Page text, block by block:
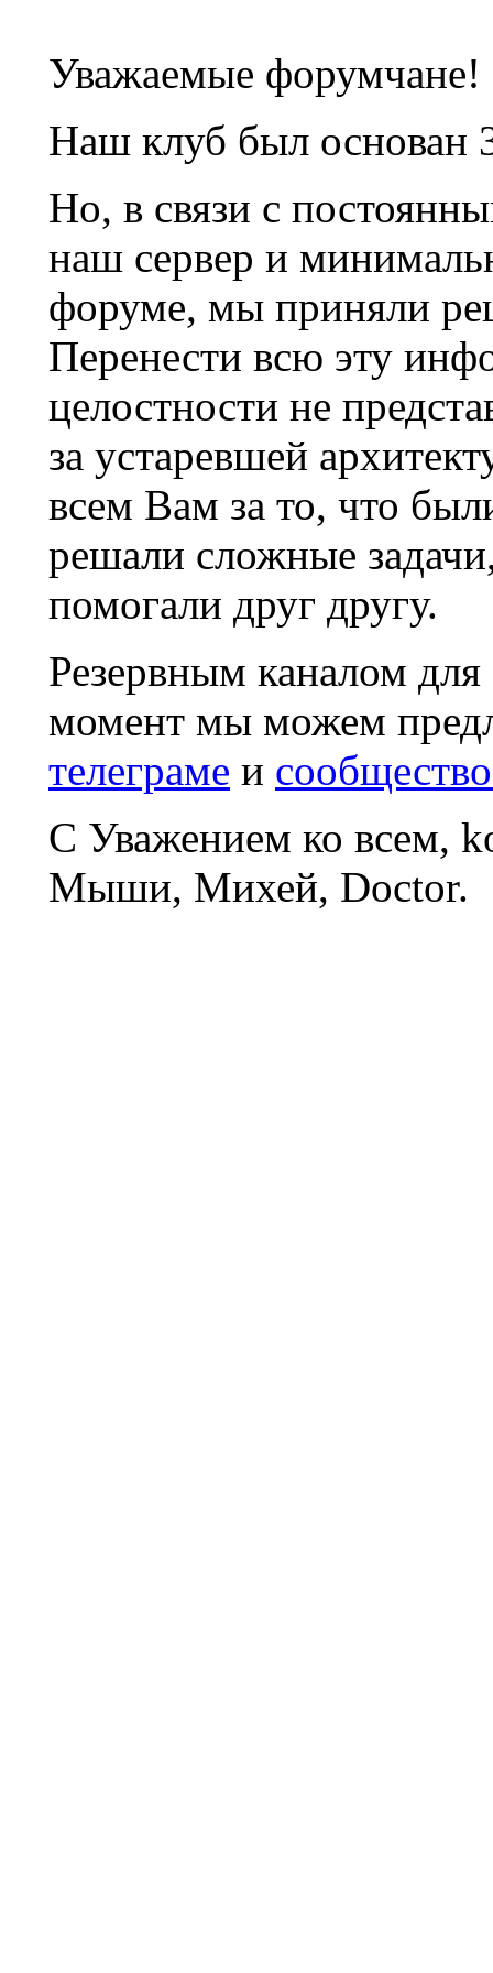
Уважаемые форумчане!
Наш клуб был основан
Но, в связи с
наш сервер и
форуме, мы приняли
Перенести всю эту
целостности не
за устаревшей
всем Вам за то, что
решали сложные
помогали друг другу.
Резервным каналом
момент мы можем
телеграме и
С Уважением ко всем,
Мыши, Михей, Doctor.